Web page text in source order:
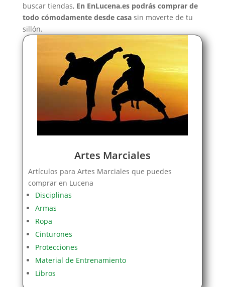
buscar tiendas, En EnLucena.es podrás comprar de
todo cómodamente desde casasin moverte de tu
sillón.
Artes Marciales
Artículos para Artes Marciales que puedes
comprar en Lucena
Disciplinas
Armas
Ropa
Cinturones
Protecciones
Material de Entrenamiento
Libros